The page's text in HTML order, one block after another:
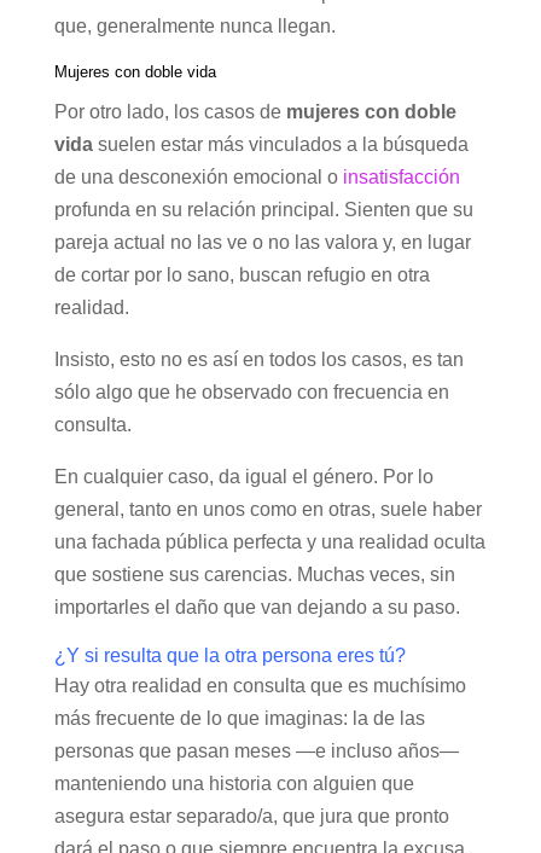
que, generalmente nunca llegan.
Mujeres con doble vida
Por otro lado, los casos de mujeres con doble
vidasuelen estar más vinculados a la búsqueda
de una desconexión emocional o insatisfacción
profunda en su relación principal. Sienten que su
pareja actual no las ve o no las valora y, en lugar
de cortar por lo sano, buscan refugio en otra
realidad.
Insisto, esto no es así en todos los casos, es tan
sólo algo que he observado con frecuencia en
consulta.
En cualquier caso, da igual el género. Por lo
general, tanto en unos como en otras, suele haber
una fachada pública perfecta y una realidad oculta
que sostiene sus carencias. Muchas veces, sin
importarles el daño que van dejando a su paso.
¿Y si resulta que la otra persona eres tú?
Hay otra realidad en consulta que es muchísimo
más frecuente de lo que imaginas: la de las
personas que pasan meses —e incluso años—
manteniendo una historia con alguien que
asegura estar separado/a, que jura que pronto
dará el paso o que siempre encuentra la excusa